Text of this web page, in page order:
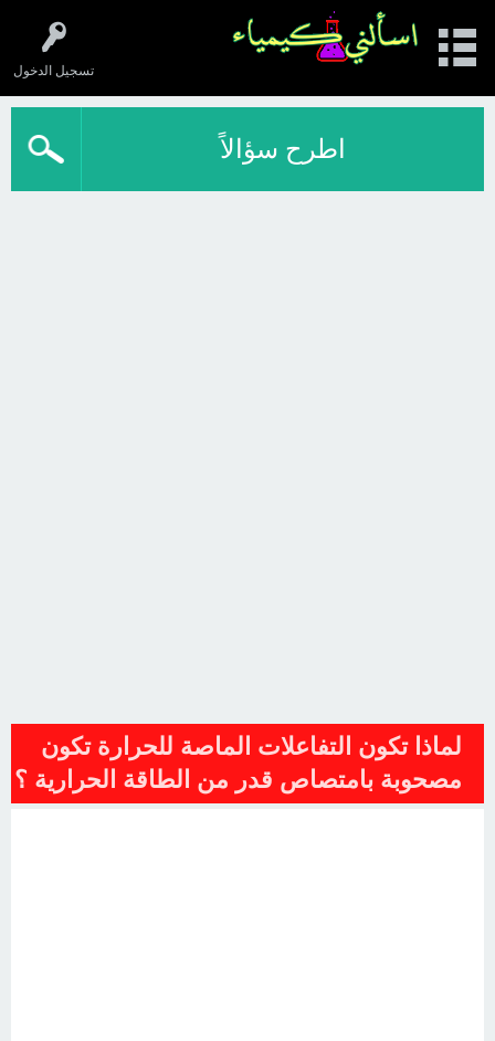
تسجيل الدخول
اطرح سؤالاً
لماذا تكون التفاعلات الماصة للحرارة تكون
مصحوبة بامتصاص قدر من الطاقة الحرارية ؟